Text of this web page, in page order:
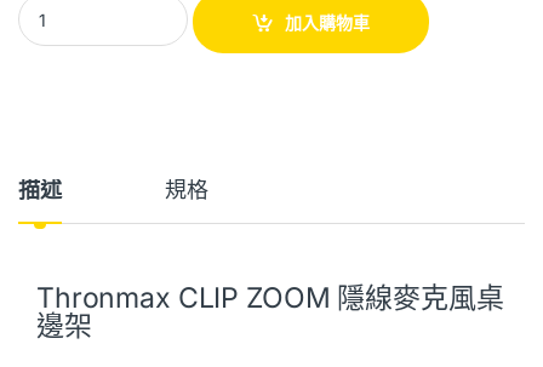
加入購物車
描述 規格
Thronmax CLIP ZOOM 隱線麥克風桌
邊架